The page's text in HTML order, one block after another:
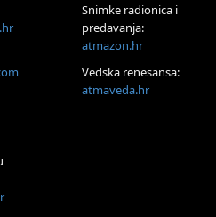
hipnoterapeut — nova
Nove Zemlje
radionica sistemskih
Snimke radionica i
predavanja:
atmazon.hr
Vedska renesansa:
atmaveda.hr